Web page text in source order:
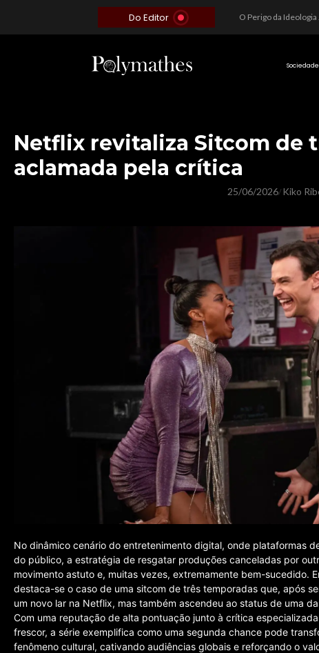
Do Editor O Perigo da
Sociedade
Netflix revitaliza Sitcom de
aclamada pela crítica
25/06/2026/ Kiko
No dinâmico cenário do entretenimento digital, onde plataformas
do público, a estratégia de resgatar produções canceladas por
movimento astuto e, muitas vezes, extremamente bem-sucedido.
destaca-se o caso de uma sitcom de três temporadas que, após
um novo lar na Netflix, mas também ascendeu ao status de uma
Com uma reputação de alta pontuação junto à crítica
frescor, a série exemplifica como uma segunda chance pode
fenômeno cultural, cativando audiências globais e reforçando o